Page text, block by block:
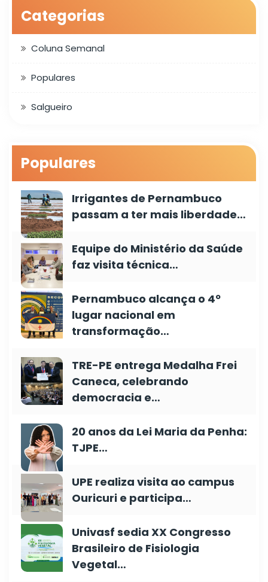
Categorias
Coluna Semanal
Populares
Salgueiro
Populares
Irrigantes de Pernambuco
passam a ter mais liberdade…
Equipe do Ministério da Saúde
faz visita técnica…
Pernambuco alcança o 4º
lugar nacional em
transformação…
TRE-PE entrega Medalha Frei
Caneca, celebrando
democracia e…
20 anos da Lei Maria da Penha:
TJPE…
UPE realiza visita ao campus
Ouricuri e participa…
Univasf sedia XX Congresso
Brasileiro de Fisiologia
Vegetal…